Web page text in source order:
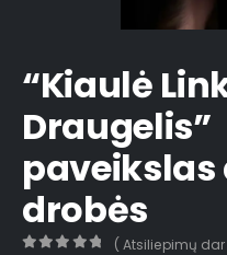
“Kiaulė
Draugelis”
paveikslas
drobės
( Atsiliepimų dar